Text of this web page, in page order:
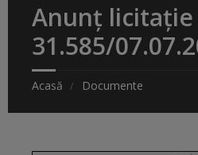
Anunț licitație
31.585/
Acasă Documente